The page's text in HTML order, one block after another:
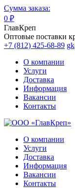
Сумма заказа:
0 ₽
ГлавКреп
Оптовые поставки
+7 (812) 425-68-89
О компании
Услуги
Доставка
Информация
Вакансии
Контакты
О компании
Услуги
Доставка
Информация
Вакансии
Контакты